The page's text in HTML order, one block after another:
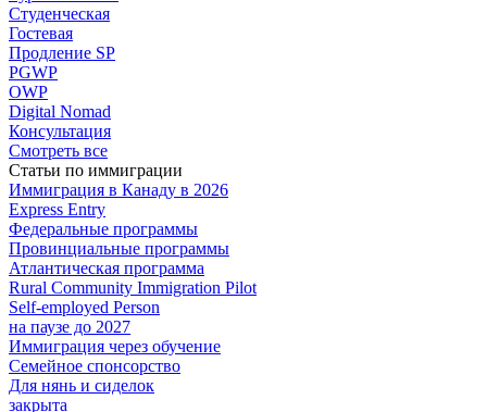
Студенческая
Гостевая
Продление SP
PGWP
OWP
Digital Nomad
Консультация
Смотреть все
Статьи по иммиграции
Иммиграция в Канаду в 2026
Express Entry
Федеральные программы
Провинциальные программы
Атлантическая программа
Rural Community Immigration Pilot
Self-employed Person
на паузе до 2027
Иммиграция через обучение
Семейное спонсорство
Для нянь и сиделок
закрыта